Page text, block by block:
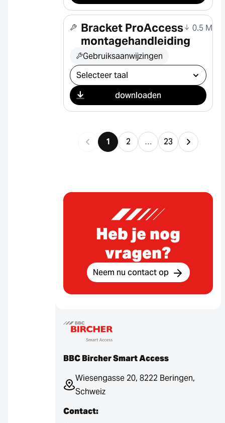
Bracket ProAccess
montagehandleiding
0.5 MB
Gebruiksaanwijzingen
Selecteer download
downloaden
1 2 … 23
Heb je nog
vragen?
Neem nu contact op
BBC Bircher Smart Access
Wiesengasse 20, 8222 Beringen,
Schweiz
Contact: